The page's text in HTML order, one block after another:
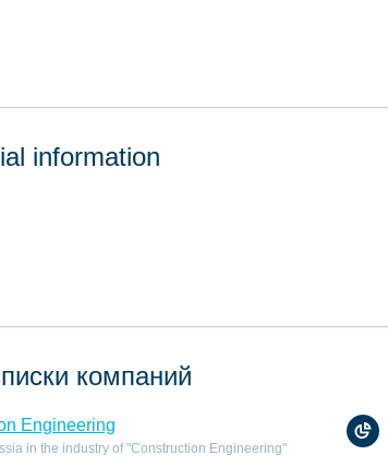
information
компаний
Engineering
in the industry of "Construction Engineering"